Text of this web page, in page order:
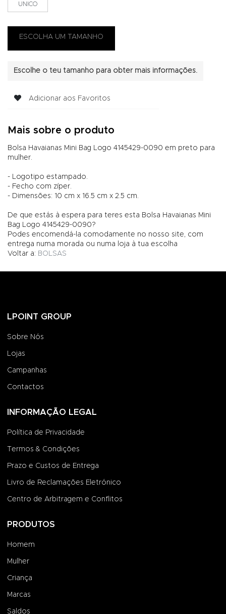
UNICO
Escolhe o teu tamanho para obter mais informações.
Adicionar aos Favoritos
Mais sobre o produto
Bolsa Havaianas Mini Bag Logo 4145429-0090 em preto para
mulher.
- Logotipo estampado.
- Fecho com zíper.
- Dimensões: 10 cm x 16.5 cm x 2.5 cm.
De que estás à espera para teres esta Bolsa Havaianas Mini
Bag Logo 4145429-0090?
Podes encomendá-la comodamente no nosso site, com
entrega numa morada ou numa loja à tua escolha
Voltar a: BOLSAS
LPOINT GROUP
Sobre Nós
Lojas
Campanhas
Contactos
INFORMAÇÃO LEGAL
Política de Privacidade
Termos & Condições
Prazo e Custos de Entrega
Livro de Reclamações Eletrónico
Centro de Arbitragem e Conflitos
PRODUTOS
Homem
Mulher
Criança
Marcas
Saldos